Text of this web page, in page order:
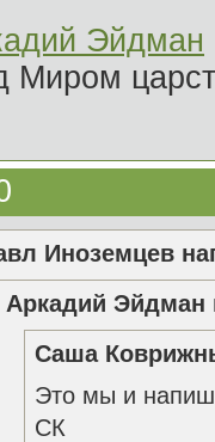
Эйдман
Миром
Иноземцев
Аркадий Эйдман
Саша
Это мы и
СК